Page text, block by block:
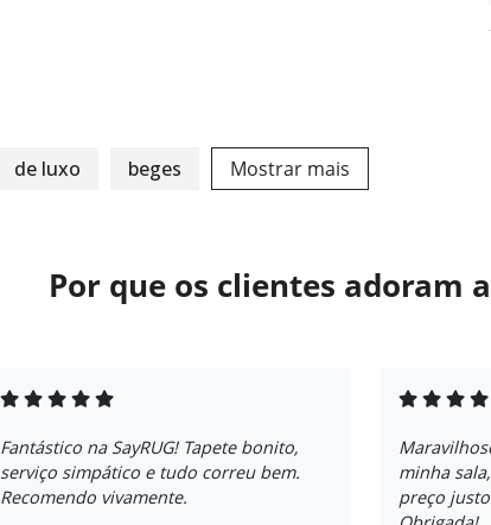
de luxo beges Mostrar mais
Por que os clientes adoram
Fantástico na SayRUG! Tapete bonito,
serviço simpático e tudo correu bem.
Recomendo vivamente.
minha
preço